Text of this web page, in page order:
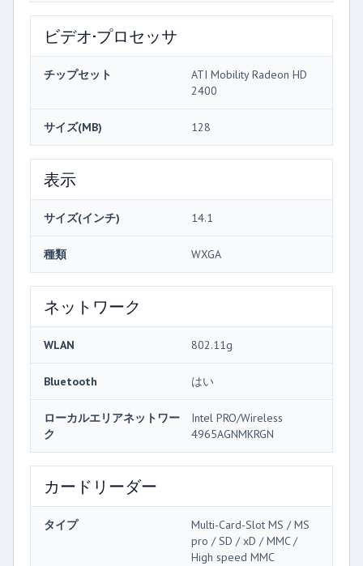
ビデオ·プロセッサ
チップセット
ATI Mobility Radeon HD
2400
サイズ(MB) 128
表示
サイズ(インチ) 14.1
種類 WXGA
ネットワーク
WLAN 802.11g
Bluetooth はい
ローカルエリアネットワー
ク
Intel PRO/Wireless
4965AGNMKRGN
カードリーダー
タイプ
Multi-Card-Slot MS / MS
pro / SD / xD / MMC /
High speed MMC